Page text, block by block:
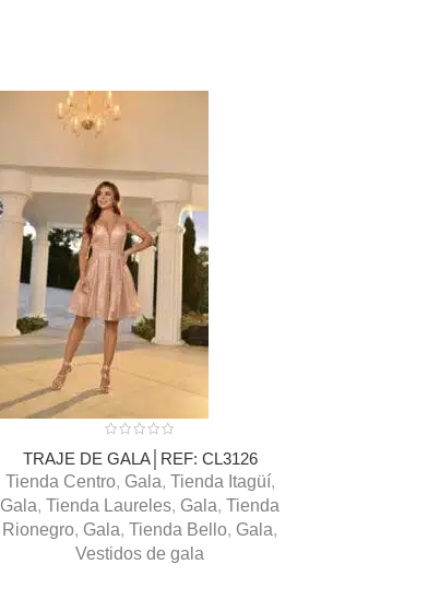
TRAJE DE GALA│REF: CL3126
Tienda Centro, Gala, Tienda Itagüí,
Gala, Tienda Laureles, Gala, Tienda
Rionegro, Gala, Tienda Bello, Gala,
Vestidos de gala